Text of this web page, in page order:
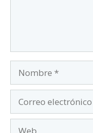
Nombre
Correo
Web